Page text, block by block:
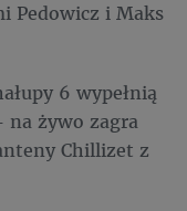
Pedowicz i Maks
6 wypełnią
na żywo zagra
Chillizet z